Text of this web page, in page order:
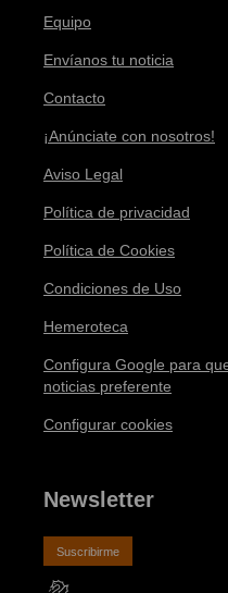
Equipo
Envíanos tu noticia
Contacto
¡Anúnciate con nosotros!
Aviso Legal
Política de privacidad
Política de Cookies
Condiciones de Uso
Hemeroteca
Configura Google para
noticias preferente
Configurar cookies
Newsletter
Suscribirme